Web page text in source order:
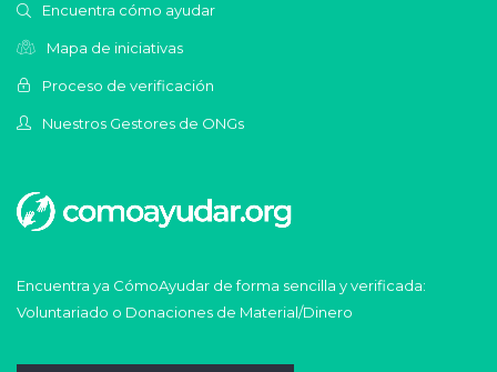
Encuentra cómo ayudar
Mapa de iniciativas
Proceso de verificación
Nuestros Gestores de ONGs
Encuentra ya CómoAyudar de forma sencilla y verificada:
Voluntariado o Donaciones de Material/Dinero